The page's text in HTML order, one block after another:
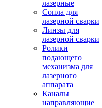
лазерные
Сопла для
лазерной сварки
Линзы для
лазерной сварки
Ролики
подающего
механизма для
лазерного
аппарата
Каналы
направляющие